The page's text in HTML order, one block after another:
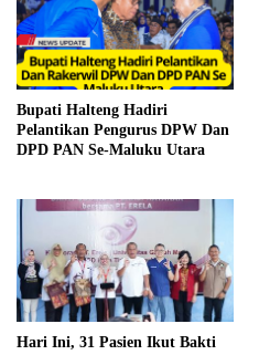
Bupati Halteng Hadiri
Pelantikan Pengurus DPW Dan
DPD PAN Se-Maluku Utara
Hari Ini, 31 Pasien Ikut Bakti